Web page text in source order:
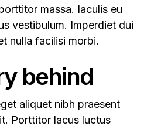
massa. Iaculis eu
vestibulum. Imperdiet dui
nulla facilisi morbi.
behind
aliquet nibh praesent
Porttitor lacus luctus